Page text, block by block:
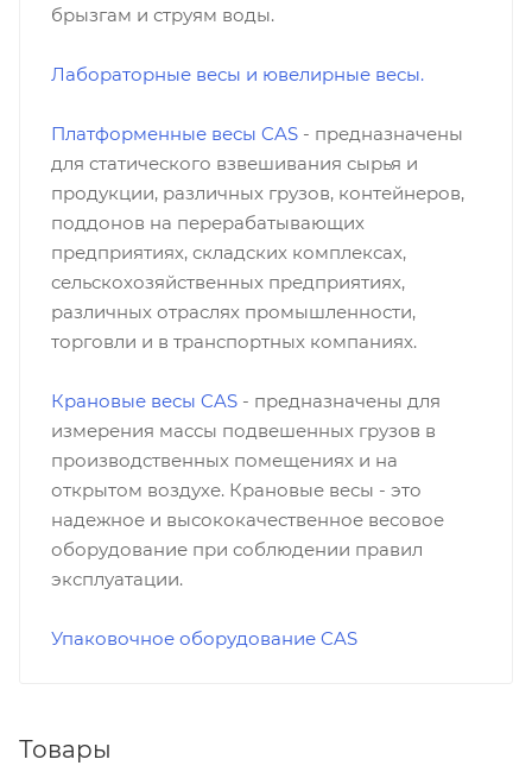
брызгам и струям воды.
Лабораторные весы и ювелирные весы.
Платформенные весы CAS- предназначены
для статического взвешивания сырья и
продукции, различных грузов, контейнеров,
поддонов на перерабатывающих
предприятиях, складских комплексах,
сельскохозяйственных предприятиях,
различных отраслях промышленности,
торговли и в транспортных компаниях.
Крановые весы CAS- предназначены для
измерения массы подвешенных грузов в
производственных помещениях и на
открытом воздухе. Крановые весы - это
надежное и высококачественное весовое
оборудование при соблюдении правил
эксплуатации.
Упаковочное оборудование CAS
Товары